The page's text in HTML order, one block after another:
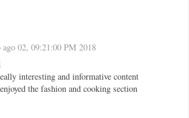
ago 02, 09:21:00 PM 2018
interesting and informative content
the fashion and cooking section